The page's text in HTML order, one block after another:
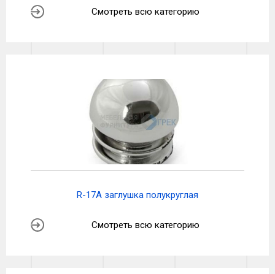
Смотреть всю категорию
R-17A заглушка полукруглая
Смотреть всю категорию